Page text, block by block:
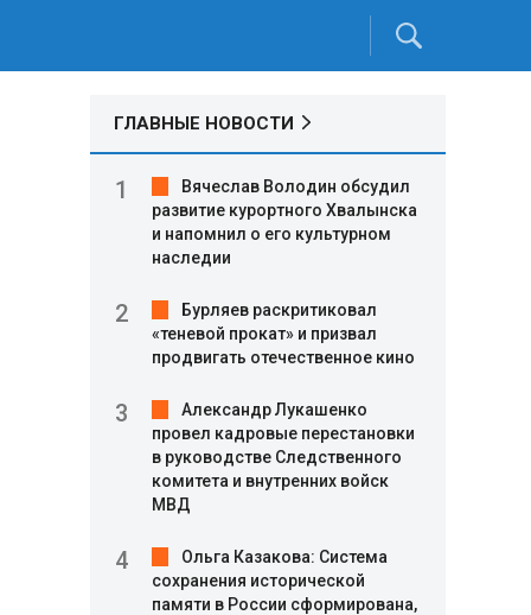
ГЛАВНЫЕ НОВОСТИ
Вячеслав Володин обсудил
развитие курортного Хвалынска
и напомнил о его культурном
наследии
Бурляев раскритиковал
«теневой прокат» и призвал
продвигать отечественное кино
Александр Лукашенко
провел кадровые перестановки
в руководстве Следственного
комитета и внутренних войск
МВД
Ольга Казакова: Система
сохранения исторической
памяти в России сформирована,